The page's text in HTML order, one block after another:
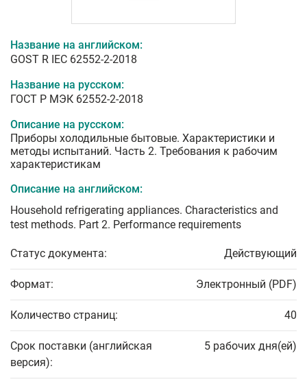
Название на английском:
GOST R IEC 62552-2-2018
Название на русском:
ГОСТ Р МЭК 62552-2-2018
Описание на русском:
Приборы холодильные бытовые. Характеристики и
методы испытаний. Часть 2. Требования к рабочим
характеристикам
Описание на английском:
Household refrigerating appliances. Characteristics and
test methods. Part 2. Performance requirements
Статус документа: Действующий
Формат: Электронный (PDF)
Количество страниц: 40
Срок поставки (английская
версия):
5 рабочих дня(ей)